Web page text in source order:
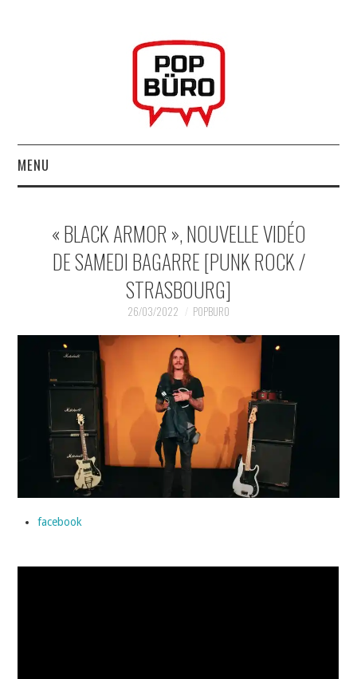
MENU
MUSIQUESACTUELLES.NET
GABBA GABBA HEY !
INDÉPENDANTS
DOKO
« BLACK ARMOR », NOUVELLE VIDÉO
DE SAMEDI BAGARRE [PUNK ROCK /
STRASBOURG]
26/03/2022 POPBURO
facebook